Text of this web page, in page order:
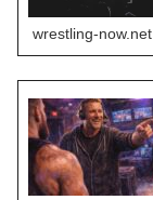
wrestling-now.net